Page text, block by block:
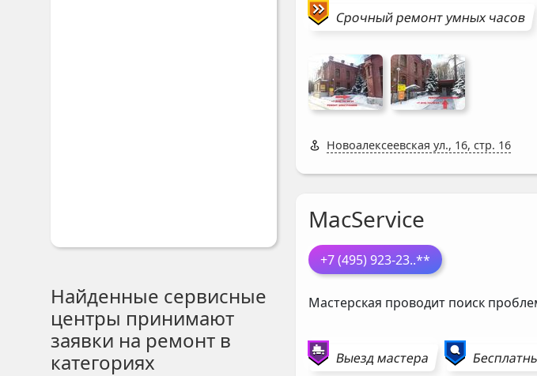
Найденные сервисные
центры принимают
заявки на ремонт в
категориях
Срочный ремонтумных часов
Новоалексеевская ул., 16, стр. 16
MacService
+7 (495) 923-23..**
Мастерская проводит поиск
Выезд мастера